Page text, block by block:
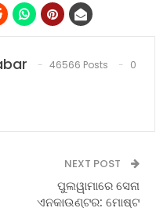
46566 Posts
0
NEXT POST
ପୁଲୱାମାରେ ସେନା
ଏନକାଉଣ୍ଟର: ମୋଷ୍ଟ